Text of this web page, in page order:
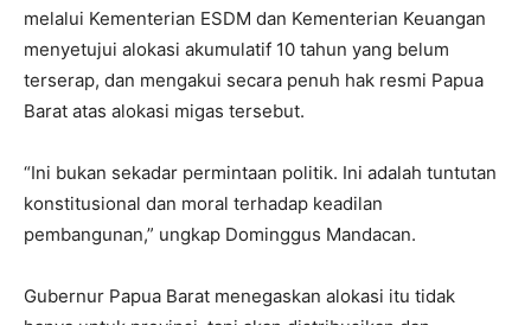
melalui Kementerian ESDM dan Kementerian Keuangan
menyetujui alokasi akumulatif 10 tahun yang belum
terserap, dan mengakui secara penuh hak resmi Papua
Barat atas alokasi migas tersebut.
“Ini bukan sekadar permintaan politik. Ini adalah tuntutan
konstitusional dan moral terhadap keadilan
pembangunan,” ungkap Dominggus Mandacan.
Gubernur Papua Barat menegaskan alokasi itu tidak